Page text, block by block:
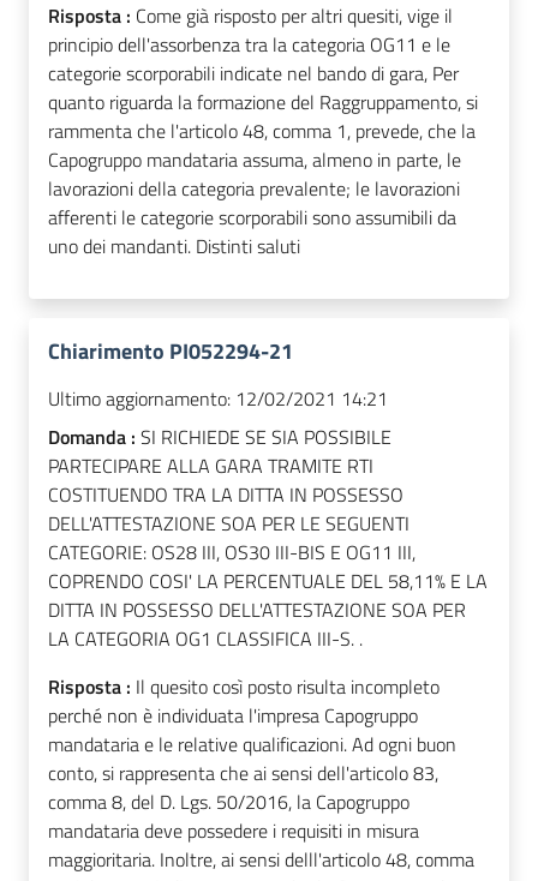
Risposta : Come già risposto per altri quesiti, vige il
principio dell'assorbenza tra la categoria OG11 e le
categorie scorporabili indicate nel bando di gara, Per
quanto riguarda la formazione del Raggruppamento, si
rammenta che l'articolo 48, comma 1, prevede, che la
Capogruppo mandataria assuma, almeno in parte, le
lavorazioni della categoria prevalente; le lavorazioni
afferenti le categorie scorporabili sono assumibili da
uno dei mandanti. Distinti saluti
Chiarimento PI052294-21
Ultimo aggiornamento: 12/02/2021 14:21
Domanda : SI RICHIEDE SE SIA POSSIBILE
PARTECIPARE ALLA GARA TRAMITE RTI
COSTITUENDO TRA LA DITTA IN POSSESSO
DELL'ATTESTAZIONE SOA PER LE SEGUENTI
CATEGORIE: OS28 III, OS30 III-BIS E OG11 III,
COPRENDO COSI' LA PERCENTUALE DEL 58,11% E LA
DITTA IN POSSESSO DELL'ATTESTAZIONE SOA PER
LA CATEGORIA OG1 CLASSIFICA III-S. .
Risposta : Il quesito così posto risulta incompleto
perché non è individuata l'impresa Capogruppo
mandataria e le relative qualificazioni. Ad ogni buon
conto, si rappresenta che ai sensi dell'articolo 83,
comma 8, del D. Lgs. 50/2016, la Capogruppo
mandataria deve possedere i requisiti in misura
maggioritaria. Inoltre, ai sensi delll'articolo 48, comma